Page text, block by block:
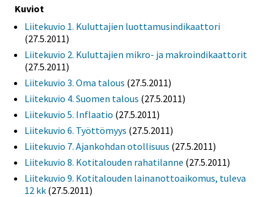
Kuviot
Liitekuvio 1. Kuluttajien luottamusindikaattori
(27.5.2011)
Liitekuvio 2. Kuluttajien mikro- ja makroindikaattorit
(27.5.2011)
Liitekuvio 3. Oma talous (27.5.2011)
Liitekuvio 4. Suomen talous (27.5.2011)
Liitekuvio 5. Inflaatio (27.5.2011)
Liitekuvio 6. Työttömyys (27.5.2011)
Liitekuvio 7. Ajankohdan otollisuus (27.5.2011)
Liitekuvio 8. Kotitalouden rahatilanne (27.5.2011)
Liitekuvio 9. Kotitalouden lainanottoaikomus, tuleva
12 kk (27.5.2011)